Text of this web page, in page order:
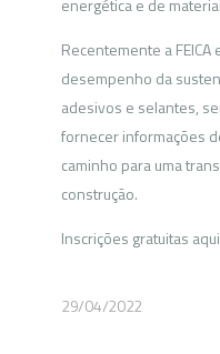
Recentemente a
desempenho da
adesivos e selantes,
fornecer informações
caminho para uma
construção.
Inscrições gratuitas
29/04/2022